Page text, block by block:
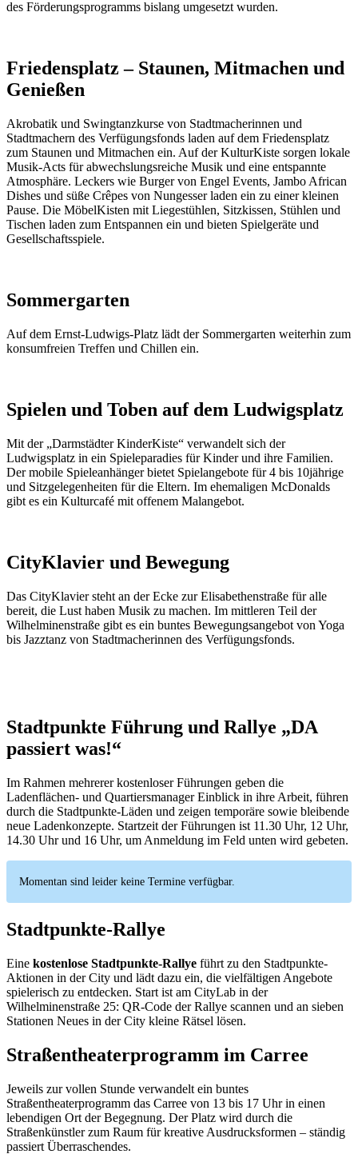
des Förderungsprogramms bislang umgesetzt wurden.
Friedensplatz – Staunen, Mitmachen und
Genießen
Akrobatik und Swingtanzkurse von Stadtmacherinnen und
Stadtmachern des Verfügungsfonds laden auf dem Friedensplatz
zum Staunen und Mitmachen ein. Auf der KulturKiste sorgen lokale
Musik-Acts für abwechslungsreiche Musik und eine entspannte
Atmosphäre. Leckers wie Burger von Engel Events, Jambo African
Dishes und süße Crêpes von Nungesser laden ein zu einer kleinen
Pause. Die MöbelKisten mit Liegestühlen, Sitzkissen, Stühlen und
Tischen laden zum Entspannen ein und bieten Spielgeräte und
Gesellschaftsspiele.
Sommergarten
Auf dem Ernst-Ludwigs-Platz lädt der Sommergarten weiterhin zum
konsumfreien Treffen und Chillen ein.
Spielen und Toben auf dem Ludwigsplatz
Mit der „Darmstädter KinderKiste“ verwandelt sich der
Ludwigsplatz in ein Spieleparadies für Kinder und ihre Familien.
Der mobile Spieleanhänger bietet Spielangebote für 4 bis 10jährige
und Sitzgelegenheiten für die Eltern. Im ehemaligen McDonalds
gibt es ein Kulturcafé mit offenem Malangebot.
CityKlavier und Bewegung
Das CityKlavier steht an der Ecke zur Elisabethenstraße für alle
bereit, die Lust haben Musik zu machen. Im mittleren Teil der
Wilhelminenstraße gibt es ein buntes Bewegungsangebot von Yoga
bis Jazztanz von Stadtmacherinnen des Verfügungsfonds.
Stadtpunkte Führung und Rallye „DA
passiert was!“
Im Rahmen mehrerer kostenloser Führungen geben die
Ladenflächen- und Quartiersmanager Einblick in ihre Arbeit, führen
durch die Stadtpunkte-Läden und zeigen temporäre sowie bleibende
neue Ladenkonzepte. Startzeit der Führungen ist 11.30 Uhr, 12 Uhr,
14.30 Uhr und 16 Uhr, um Anmeldung im Feld unten wird gebeten.
Momentan sind leider keine Termine verfügbar.
Stadtpunkte-Rallye
Eine kostenlose Stadtpunkte-Rallye führt zu den Stadtpunkte-
Aktionen in der City und lädt dazu ein, die vielfältigen Angebote
spielerisch zu entdecken. Start ist am CityLab in der
Wilhelminenstraße 25: QR-Code der Rallye scannen und an sieben
Stationen Neues in der City kleine Rätsel lösen.
Straßentheaterprogramm im Carree
Jeweils zur vollen Stunde verwandelt ein buntes
Straßentheaterprogramm das Carree von 13 bis 17 Uhr in einen
lebendigen Ort der Begegnung. Der Platz wird durch die
Straßenkünstler zum Raum für kreative Ausdrucksformen – ständig
passiert Überraschendes.